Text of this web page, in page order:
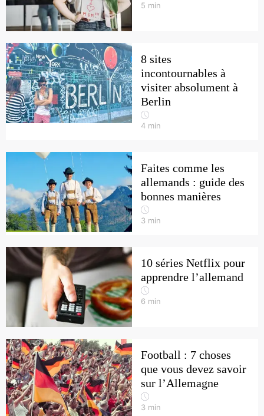
5 min
8 sites
incontournables à
visiter absolument à
Berlin
4 min
Faites comme les
allemands : guide des
bonnes manières
3 min
10 séries Netflix pour
apprendre l’allemand
6 min
Football : 7 choses
que vous devez savoir
sur l’Allemagne
3 min